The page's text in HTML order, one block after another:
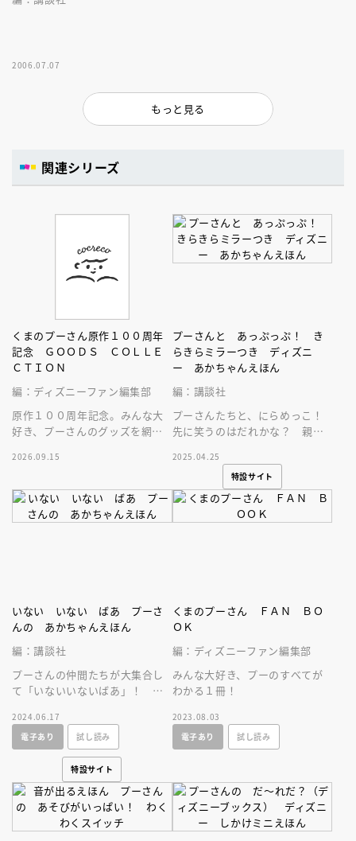
2006.07.07
もっと見る
関連シリーズ
くまのプーさん原作１００周年
記念 ＧＯＯＤＳ ＣＯＬＬＥ
ＣＴＩＯＮ
編：ディズニーファン編集部
原作１００周年記念。みんな大
好き、プーさんのグッズを網羅
2026.09.15
プーさんと あっぷっぷ！ き
らきらミラーつき ディズニ
ー あかちゃんえほん
編：講談社
プーさんたちと、にらめっこ！
先に笑うのはだれかな？ 親子
ミラー付きのしかけあかちゃん
えほんです！
2025.04.25
特設サイト
いない いない ばあ プーさ
んの あかちゃんえほん
編：講談社
プーさんの仲間たちが大集合し
て「いないいないばあ」！ 何
ら楽しめる親子のスキンシップ
絵本。
2024.06.17
電子あり
試し読み
特設サイト
くまのプーさん ＦＡＮ ＢＯ
ＯＫ
編：ディズニーファン編集部
みんな大好き、プーのすべてが
わかる１冊！
2023.08.03
電子あり
試し読み